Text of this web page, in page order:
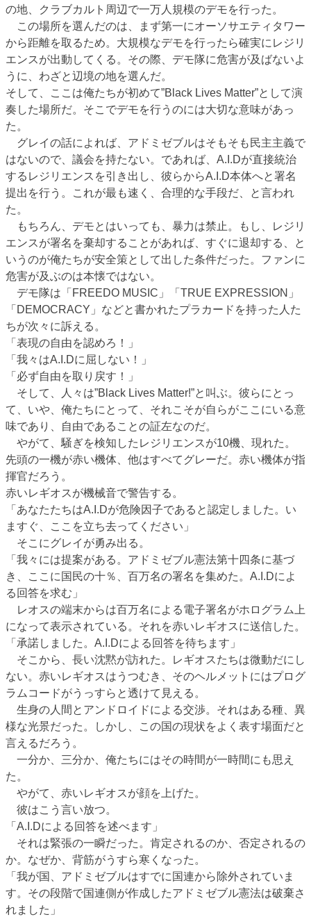
の地、クラブカルト周辺で一万人規模のデモを行った。
この場所を選んだのは、まず第一にオーソサエティタワー
から距離を取るため。大規模なデモを行ったら確実にレジリ
エンスが出動してくる。その際、デモ隊に危害が及ばないよ
うに、わざと辺境の地を選んだ。
そして、ここは俺たちが初めて”Black Lives Matter”として演
奏した場所だ。そこでデモを行うのには大切な意味があっ
た。
グレイの話によれば、アドミゼブルはそもそも民主主義で
はないので、議会を持たない。であれば、A.I.Dが直接統治
するレジリエンスを引き出し、彼らからA.I.D本体へと署名
提出を行う。これが最も速く、合理的な手段だ、と言われ
た。
もちろん、デモとはいっても、暴力は禁止。もし、レジリ
エンスが署名を棄却することがあれば、すぐに退却する、と
いうのが俺たちが安全策として出した条件だった。ファンに
危害が及ぶのは本懐ではない。
デモ隊は「FREEDO MUSIC」「TRUE EXPRESSION」
「DEMOCRACY」などと書かれたプラカードを持った人た
ちが次々に訴える。
「表現の自由を認めろ！」
「我々はA.I.Dに屈しない！」
「必ず自由を取り戻す！」
そして、人々は”Black Lives Matter!”と叫ぶ。彼らにとっ
て、いや、俺たちにとって、それこそが自らがここにいる意
味であり、自由であることの証左なのだ。
やがて、騒ぎを検知したレジリエンスが10機、現れた。
先頭の一機が赤い機体、他はすべてグレーだ。赤い機体が指
揮官だろう。
赤いレギオスが機械音で警告する。
「あなたたちはA.I.Dが危険因子であると認定しました。い
ますぐ、ここを立ち去ってください」
そこにグレイが勇み出る。
「我々には提案がある。アドミゼブル憲法第十四条に基づ
き、ここに国民の十％、百万名の署名を集めた。A.I.Dによ
る回答を求む」
レオスの端末からは百万名による電子署名がホログラム上
になって表示されている。それを赤いレギオスに送信した。
「承諾しました。A.I.Dによる回答を待ちます」
そこから、長い沈黙が訪れた。レギオスたちは微動だにし
ない。赤いレギオスはうつむき、そのヘルメットにはプログ
ラムコードがうっすらと透けて見える。
生身の人間とアンドロイドによる交渉。それはある種、異
様な光景だった。しかし、この国の現状をよく表す場面だと
言えるだろう。
一分か、三分か、俺たちにはその時間が一時間にも思え
た。
やがて、赤いレギオスが顔を上げた。
彼はこう言い放つ。
「A.I.Dによる回答を述べます」
それは緊張の一瞬だった。肯定されるのか、否定されるの
か。なぜか、背筋がうすら寒くなった。
「我が国、アドミゼブルはすでに国連から除外されていま
す。その段階で国連側が作成したアドミゼブル憲法は破棄さ
れました」